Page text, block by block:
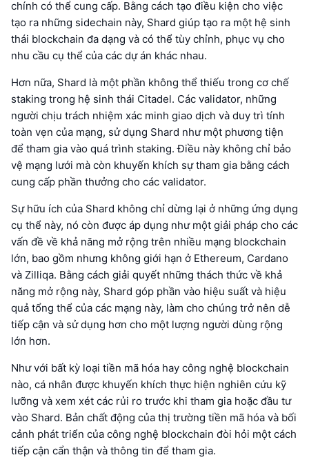
chính có thể cung cấp. Bằng cách tạo điều kiện cho việc
tạo ra những sidechain này, Shard giúp tạo ra một hệ sinh
thái blockchain đa dạng và có thể tùy chỉnh, phục vụ cho
nhu cầu cụ thể của các dự án khác nhau.
Hơn nữa, Shard là một phần không thể thiếu trong cơ chế
staking trong hệ sinh thái Citadel. Các validator, những
người chịu trách nhiệm xác minh giao dịch và duy trì tính
toàn vẹn của mạng, sử dụng Shard như một phương tiện
để tham gia vào quá trình staking. Điều này không chỉ bảo
vệ mạng lưới mà còn khuyến khích sự tham gia bằng cách
cung cấp phần thưởng cho các validator.
Sự hữu ích của Shard không chỉ dừng lại ở những ứng dụng
cụ thể này, nó còn được áp dụng như một giải pháp cho các
vấn đề về khả năng mở rộng trên nhiều mạng blockchain
lớn, bao gồm nhưng không giới hạn ở Ethereum, Cardano
và Zilliqa. Bằng cách giải quyết những thách thức về khả
năng mở rộng này, Shard góp phần vào hiệu suất và hiệu
quả tổng thể của các mạng này, làm cho chúng trở nên dễ
tiếp cận và sử dụng hơn cho một lượng người dùng rộng
lớn hơn.
Như với bất kỳ loại tiền mã hóa hay công nghệ blockchain
nào, cá nhân được khuyến khích thực hiện nghiên cứu kỹ
lưỡng và xem xét các rủi ro trước khi tham gia hoặc đầu tư
vào Shard. Bản chất động của thị trường tiền mã hóa và bối
cảnh phát triển của công nghệ blockchain đòi hỏi một cách
tiếp cận cẩn thận và thông tin để tham gia.